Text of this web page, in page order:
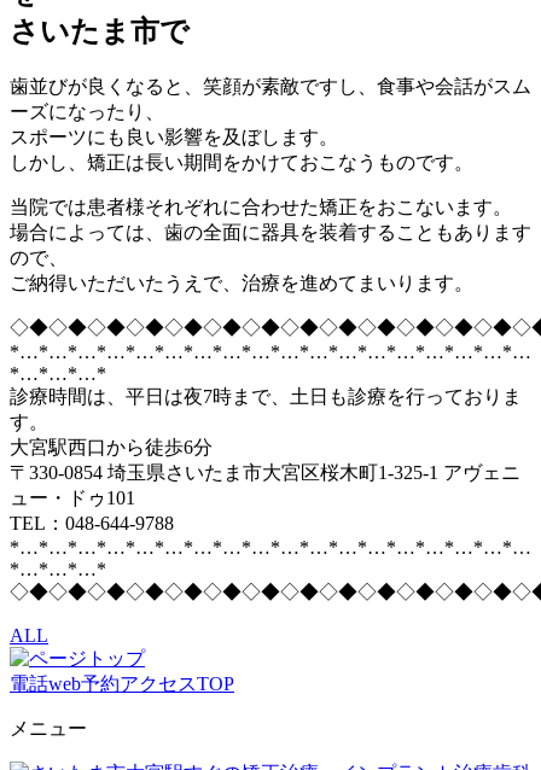
さいたま市で
歯並びが良くなると、笑顔が素敵ですし、食事や会話がスム
ーズになったり、
スポーツにも良い影響を及ぼします。
しかし、矯正は長い期間をかけておこなうものです。
当院では患者様それぞれに合わせた矯正をおこないます。
場合によっては、歯の全面に器具を装着することもあります
ので、
ご納得いただいたうえで、治療を進めてまいります。
*…*…*…*…*…*…*…*…*…*…*…*…*…*…*…*…*…*…
*…*…*…*
診療時間は、平日は夜7時まで、土日も診療を行っておりま
す。
大宮駅西口から徒歩6分
〒330-0854 埼玉県さいたま市大宮区桜木町1-325-1 アヴェニ
ュー・ドゥ101
TEL：048-644-9788
*…*…*…*…*…*…*…*…*…*…*…*…*…*…*…*…*…*…
*…*…*…*
ALL
電話web予約アクセスTOP
メニュー